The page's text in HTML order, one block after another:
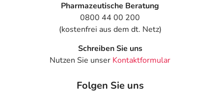
Pharmazeutische Beratung
0800 44 00 200
(kostenfrei aus dem dt. Netz)
Schreiben Sie uns
Nutzen Sie unser Kontaktformular
Folgen Sie uns